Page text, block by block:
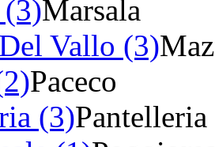
(3)Marsala
Vallo (3)
Paceco
(3)Pantelleria